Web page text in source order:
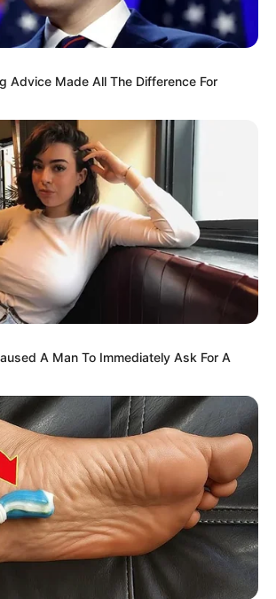
Advice Made All The Difference For
A Man To Immediately Ask For A